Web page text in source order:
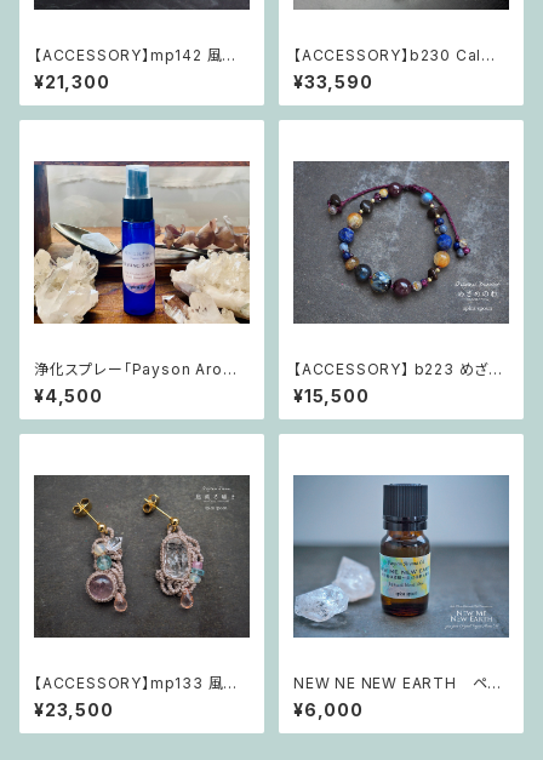
【ACCESSORY】mp142 風薫
る囁き「本当の望みを、この場所
で」
¥21,300
【ACCESSORY】b230 Calmi
ng Piece 「ただ在る奇跡～自
分色の光を纏う」
¥33,590
浄化スプレー「Payson Aroma
Blessing Shower」
¥4,500
【ACCESSORY】 b223 めざめ
のわ Brand-New「壮大な歓び
の概念へ、すべて繋がる」
¥15,500
【ACCESSORY】mp133 風薫
る囁き「内なる灯火は宙へ旅立
つ」
¥23,500
NEW NE NEW EARTH ペイ
ソンアロマオイル「光の森の道
標〜自己信頼と解放」
¥6,000